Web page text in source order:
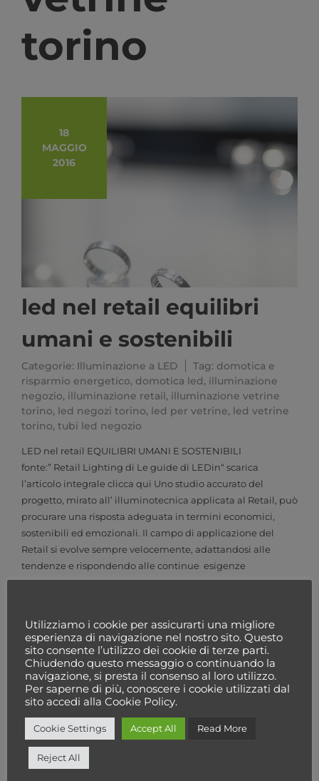
torino
18
MAGGIO
2016
led nel retail equilibri
umani e sostenibili
Categorie: Illuminazione a LED Tag: domotica e
risparmio energetico, domotica led, illuminazione
negozio, illuminazione retail, illuminazione vetrine
torino, led negozi torino, led per vetrine, led vetrine
torino, tubi led negozio
LED nel retail EQUILIBRI UMANI E SOSTENIBILI
fonte:” Retail Lighting di Le guide di LEDin“ scarica
l’articolo integrale clicca qui Uno studio accurato del
progetto, mirato all’ illuminotecnica applicata al Retail, può
procurare una risposta adeguata in termini economici,
sostenibili ed emozionali. Il campo di applicazione del
Retail si evolve sempre velocemente, adattandosi alle
tendenze e rispondendo alle continue esigenze
Categorie prodotto
Seleziona una categoria
Cerca
Utilizziamo i cookie per assicurarti una migliore
esperienza di navigazione nel nostro sito. Questo
sito consente l’utilizzo dei cookie di terze parti.
Chiudendo questo messaggio o continuando la
navigazione, si presta il consenso al loro utilizzo.
Per saperne di più, conoscere i cookie utilizzati dal
sito accedi alla Cookie Policy.
Cookie Settings Accept All Read More
Reject All